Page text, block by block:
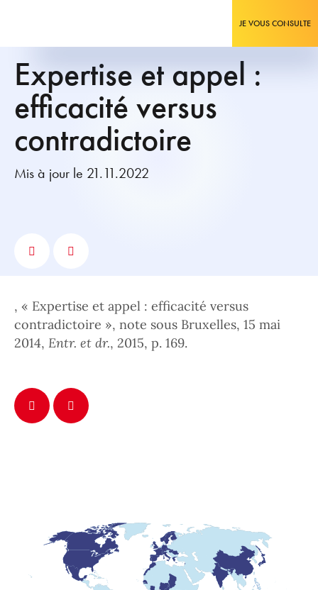
JE VOUS CONSULTE
Expertise et appel :
efficacité versus
contradictoire
Mis à jour le 21.11.2022
, « Expertise et appel : efficacité versus
contradictoire », note sous Bruxelles, 15 mai
2014, Entr. et dr., 2015, p. 169.